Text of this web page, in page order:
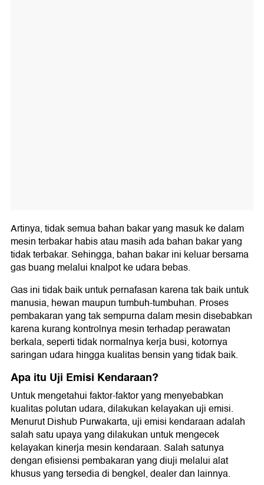
Artinya, tidak semua bahan bakar yang masuk ke dalam
mesin terbakar habis atau masih ada bahan bakar yang
tidak terbakar. Sehingga, bahan bakar ini keluar bersama
gas buang melalui knalpot ke udara bebas.
Gas ini tidak baik untuk pernafasan karena tak baik untuk
manusia, hewan maupun tumbuh-tumbuhan. Proses
pembakaran yang tak sempurna dalam mesin disebabkan
karena kurang kontrolnya mesin terhadap perawatan
berkala, seperti tidak normalnya kerja busi, kotornya
saringan udara hingga kualitas bensin yang tidak baik.
Apa itu Uji Emisi Kendaraan?
Untuk mengetahui faktor-faktor yang menyebabkan
kualitas polutan udara, dilakukan kelayakan uji emisi.
Menurut Dishub Purwakarta, uji emisi kendaraan adalah
salah satu upaya yang dilakukan untuk mengecek
kelayakan kinerja mesin kendaraan. Salah satunya
dengan efisiensi pembakaran yang diuji melalui alat
khusus yang tersedia di bengkel, dealer dan lainnya.